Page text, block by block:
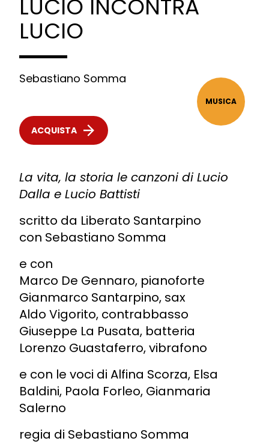
LUCIO INCONTRA
LUCIO
Sebastiano Somma
MUSICA
ACQUISTA
La vita, la storia le canzoni di Lucio
Dalla e Lucio Battisti
scritto da Liberato Santarpino
con Sebastiano Somma
e con
Marco De Gennaro, pianoforte
Gianmarco Santarpino, sax
Aldo Vigorito, contrabbasso
Giuseppe La Pusata, batteria
Lorenzo Guastaferro, vibrafono
e con le voci di Alfina Scorza, Elsa
Baldini, Paola Forleo, Gianmaria
Salerno
regia di Sebastiano Somma